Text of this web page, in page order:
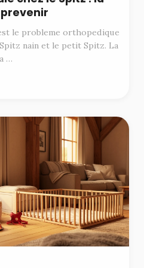
le probleme orthopedique
nain et le petit Spitz. La
…